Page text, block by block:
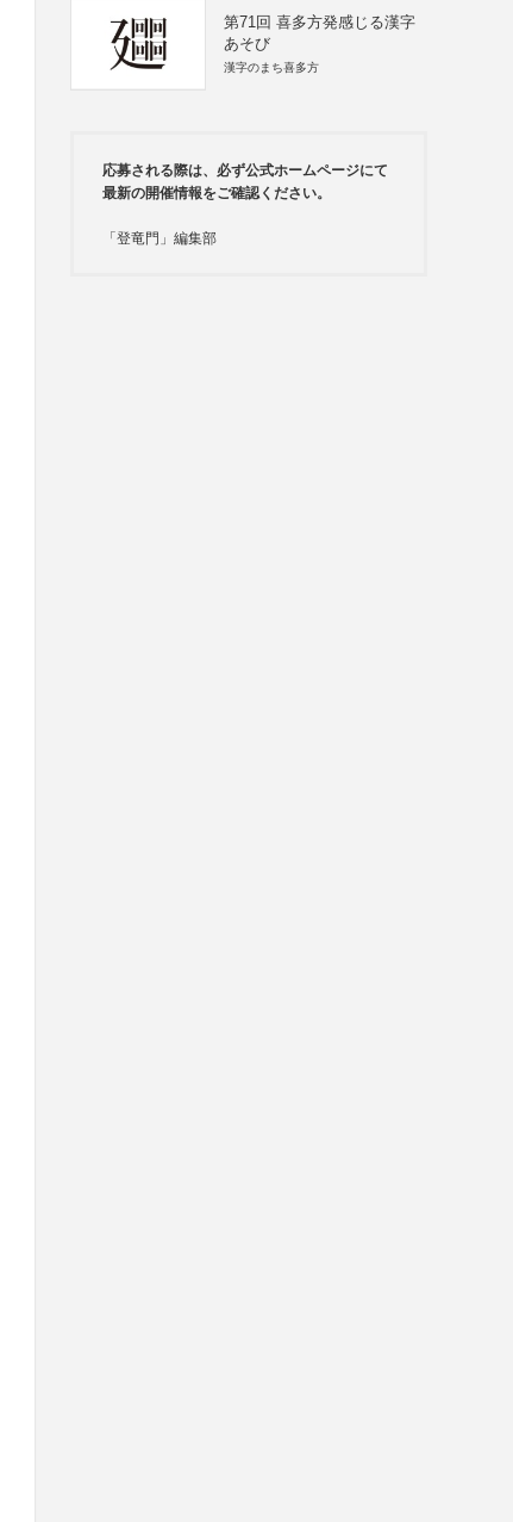
第71回 喜多方発感じる漢字
あそび
漢字のまち喜多方
応募される際は、必ず公式ホームページにて
最新の開催情報をご確認ください。
「登竜門」編集部